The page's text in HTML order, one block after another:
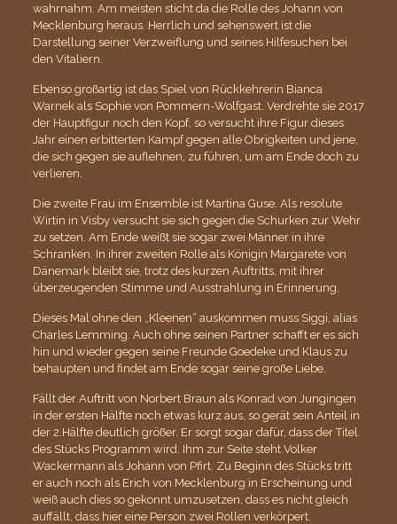
wahrnahm. Am meisten sticht da die Rolle des Johann von
Mecklenburg heraus. Herrlich und sehenswert ist die
Darstellung seiner Verzweiflung und seines Hilfesuchen bei
den Vitaliern.
Ebenso großartig ist das Spiel von Rückkehrerin Bianca
Warnek als Sophie von Pommern-Wolfgast. Verdrehte sie 2017
der Hauptfigur noch den Kopf, so versucht ihre Figur dieses
Jahr einen erbitterten Kampf gegen alle Obrigkeiten und jene,
die sich gegen sie auflehnen, zu führen, um am Ende doch zu
verlieren.
Die zweite Frau im Ensemble ist Martina Guse. Als resolute
Wirtin in Visby versucht sie sich gegen die Schurken zur Wehr
zu setzen. Am Ende weißt sie sogar zwei Männer in ihre
Schranken. In ihrer zweiten Rolle als Königin Margarete von
Dänemark bleibt sie, trotz des kurzen Auftritts, mit ihrer
überzeugenden Stimme und Ausstrahlung in Erinnerung.
Dieses Mal ohne den „Kleenen“ auskommen muss Siggi, alias
Charles Lemming. Auch ohne seinen Partner schafft er es sich
hin und wieder gegen seine Freunde Goedeke und Klaus zu
behaupten und findet am Ende sogar seine große Liebe.
Fällt der Auftritt von Norbert Braun als Konrad von Jungingen
in der ersten Hälfte noch etwas kurz aus, so gerät sein Anteil in
der 2.Hälfte deutlich größer. Er sorgt sogar dafür, dass der Titel
des Stücks Programm wird. Ihm zur Seite steht Volker
Wackermann als Johann von Pfirt. Zu Beginn des Stücks tritt
er auch noch als Erich von Mecklenburg in Erscheinung und
weiß auch dies so gekonnt umzusetzen, dass es nicht gleich
auffällt, dass hier eine Person zwei Rollen verkörpert.